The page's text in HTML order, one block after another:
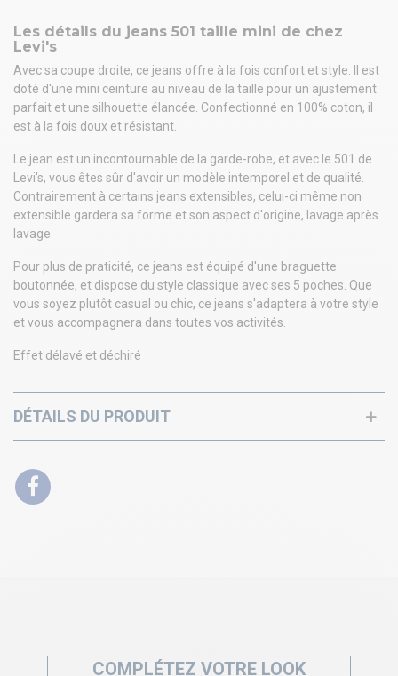
Les détails du jeans 501 taille mini de chez
Levi's
Avec sa coupe droite, ce jeans offre à la fois confort et style. Il est
doté d'une mini ceinture au niveau de la taille pour un ajustement
parfait et une silhouette élancée. Confectionné en 100% coton, il
est à la fois doux et résistant.
Le jean est un incontournable de la garde-robe, et avec le 501 de
Levi's, vous êtes sûr d'avoir un modèle intemporel et de qualité.
Contrairement à certains jeans extensibles, celui-ci même non
extensible gardera sa forme et son aspect d'origine, lavage après
lavage.
Pour plus de praticité, ce jeans est équipé d'une braguette
boutonnée, et dispose du style classique avec ses 5 poches. Que
vous soyez plutôt casual ou chic, ce jeans s'adaptera à votre style
et vous accompagnera dans toutes vos activités.
Effet délavé et déchiré
DÉTAILS DU PRODUIT
COMPLÉTEZ VOTRE LOOK